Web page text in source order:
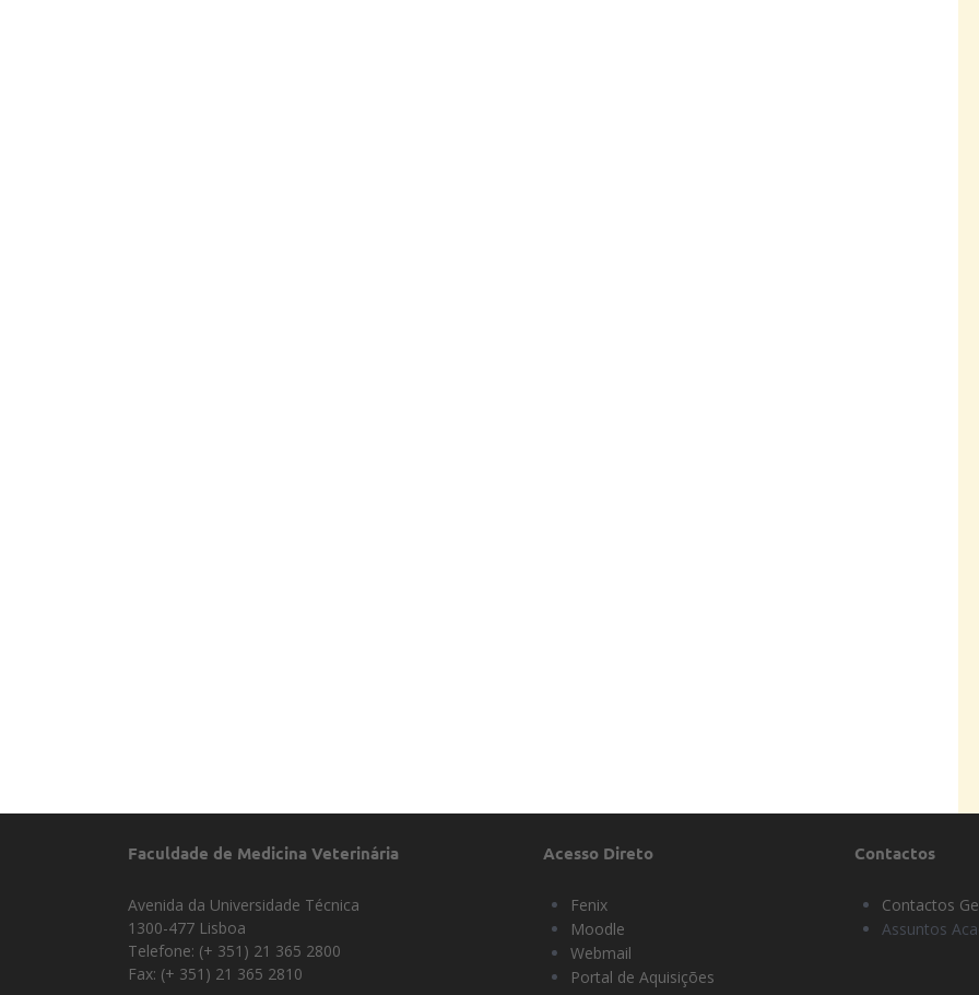
Faculdade de Medicina Veterinária
Avenida da Universidade Técnica
1300-477 Lisboa
Telefone: (+ 351) 21 365 2800
Fax: (+ 351) 21 365 2810
Acesso Direto
Fenix
Moodle
Webmail
Portal de Aquisições
Contactos
Contactos
Assuntos